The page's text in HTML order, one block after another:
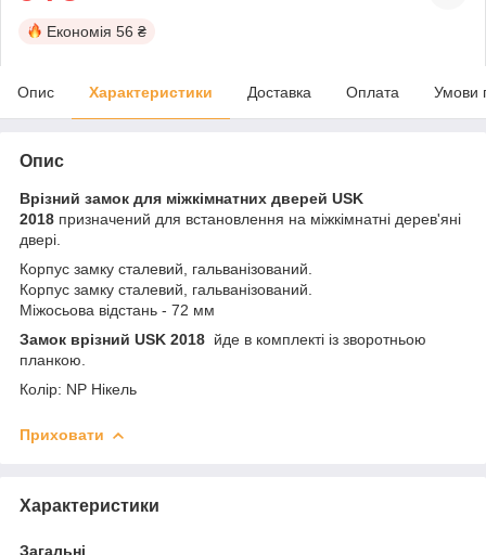
Економія 56 ₴
Опис Характеристики Доставка Оплата Умови
Опис
Врізний замок для міжкімнатних дверей USK
2018 призначений для встановлення на міжкімнатні дерев'яні
двері.
Корпус замку сталевий, гальванізований.
Корпус замку сталевий, гальванізований.
Міжосьова відстань - 72 мм
Замок врізний USK 2018 йде в комплекті із зворотньою
планкою.
Колір: NP Нікель
Приховати
Характеристики
Загальні